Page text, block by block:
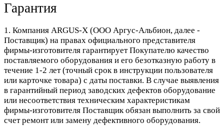
Гарантия
1. Компания ARGUS-X (ООО Аргус-Альбион, далее -
Поставщик) на правах официального представителя
фирмы-изготовителя гарантирует Покупателю качество
поставляемого оборудования и его безотказную работу в
течение 1-2 лет (точный срок в инструкции пользователя
или карточке товара) с даты поставки. В случае выявления
в гарантийный период заводских дефектов оборудование
или несоответствия техническим характеристикам
фирмы-изготовителя Поставщик обязан выполнить за свой
счет ремонт или замену дефективного оборудования.